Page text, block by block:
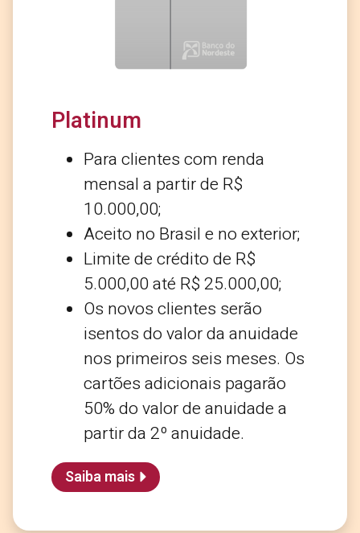
Platinum
Para clientes com renda
mensal a partir de R$
10.000,00;
Aceito no Brasil e no exterior;
Limite de crédito de R$
5.000,00 até R$ 25.000,00;
Os novos clientes serão
isentos do valor da anuidade
nos primeiros seis meses. Os
cartões adicionais pagarão
50% do valor de anuidade a
partir da 2º anuidade.
Saiba mais